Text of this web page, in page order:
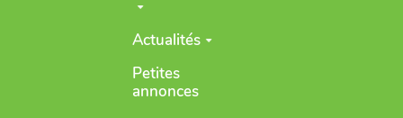
Actualités
Petites
annonces